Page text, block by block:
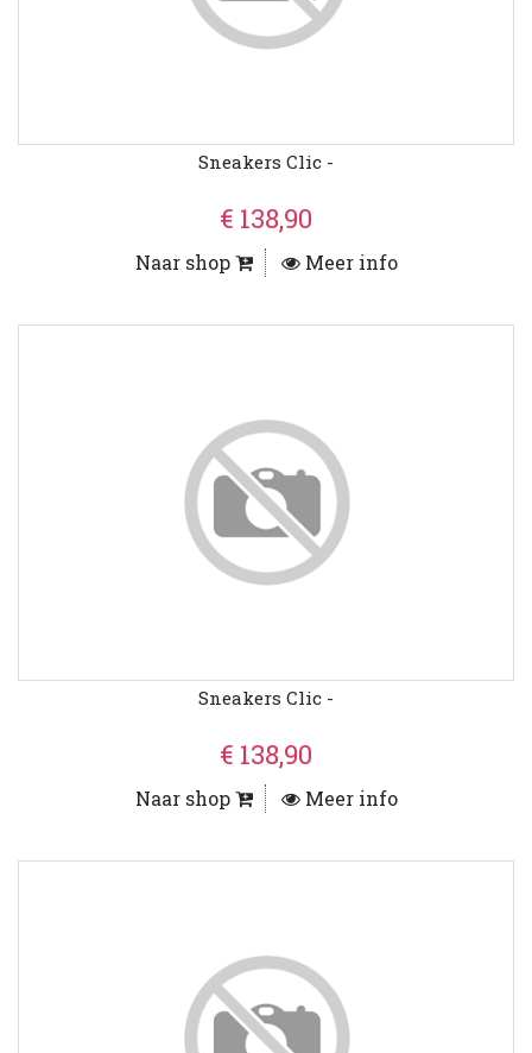
Sneakers Clic -
€ 138,90
Naar shop Meer info
Sneakers Clic -
€ 138,90
Naar shop Meer info